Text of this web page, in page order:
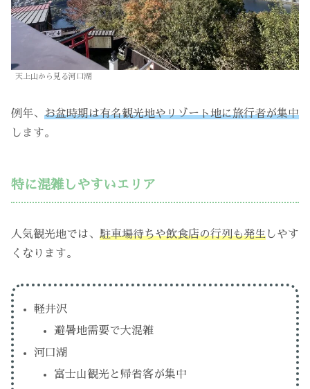
天上山から見る河口湖
例年、 お盆時期は有名観光地やリゾート地に旅行者が集中
します。
特に混雑しやすいエリア
人気観光地では、 駐車場待ちや飲食店の行列も発生 しやす
くなります。
軽井沢
避暑地需要で大混雑
河口湖
富士山観光と帰省客が集中